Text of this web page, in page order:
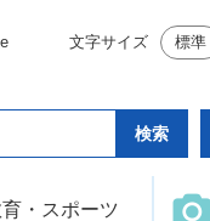
文字サイズ 標準
・スポーツ